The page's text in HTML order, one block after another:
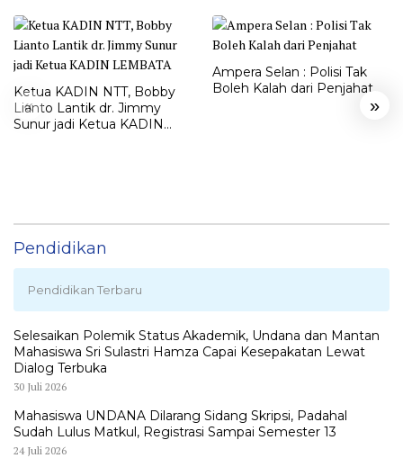
« »
Ketua KADIN NTT, Bobby
Lianto Lantik dr. Jimmy
Sunur jadi Ketua KADIN
Ampera Selan : Polisi Tak
Boleh Kalah dari Penjahat
Pendidikan
Pendidikan Terbaru
Selesaikan Polemik Status Akademik, Undana dan Mantan
Mahasiswa Sri Sulastri Hamza Capai Kesepakatan Lewat
Dialog Terbuka
30 Juli 2026
Mahasiswa UNDANA Dilarang Sidang Skripsi, Padahal
Sudah Lulus Matkul, Registrasi Sampai Semester 13
24 Juli 2026